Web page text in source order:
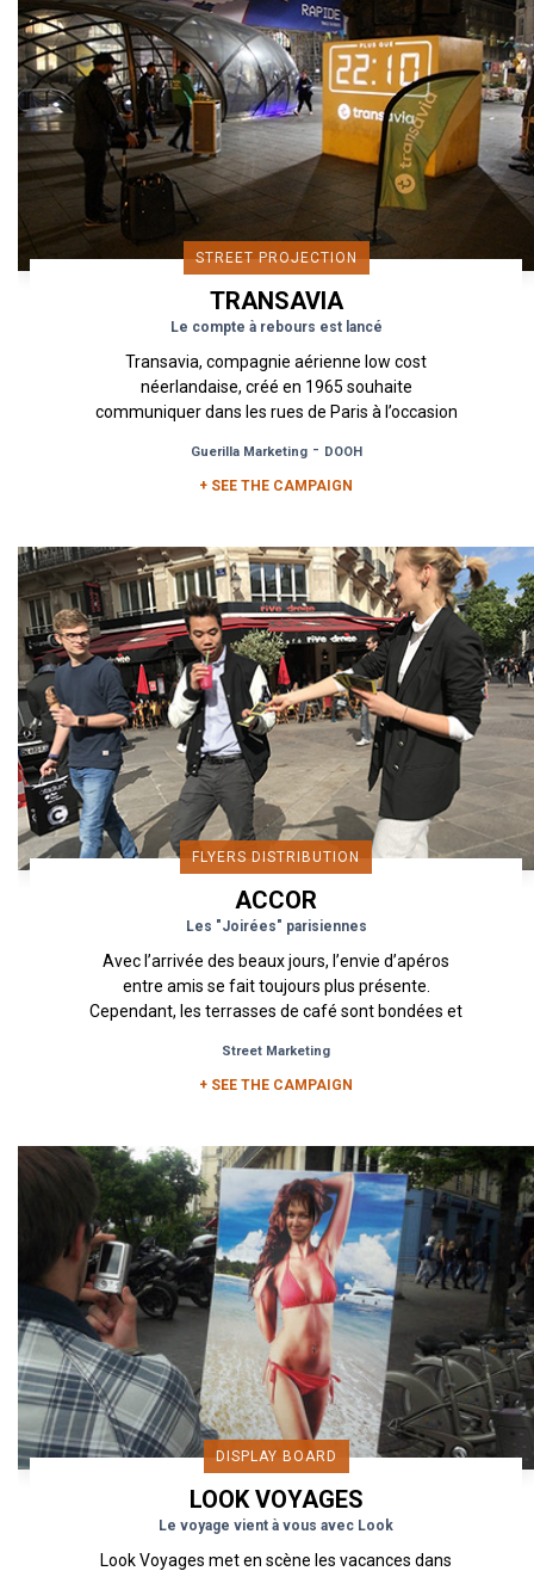
STREET PROJECTION
TRANSAVIA
Le compte à rebours est lancé
Transavia, compagnie aérienne low cost
néerlandaise, créé en 1965 souhaite
communiquer dans les rues de Paris à l’occasion
Guerilla Marketing- DOOH
+ SEE THE CAMPAIGN
FLYERS DISTRIBUTION
ACCOR
Les "Joirées" parisiennes
Avec l’arrivée des beaux jours, l’envie d’apéros
entre amis se fait toujours plus présente.
Cependant, les terrasses de café sont bondées et
Street Marketing
+ SEE THE CAMPAIGN
DISPLAY BOARD
LOOK VOYAGES
Le voyage vient à vous avec Look
Look Voyages met en scène les vacances dans